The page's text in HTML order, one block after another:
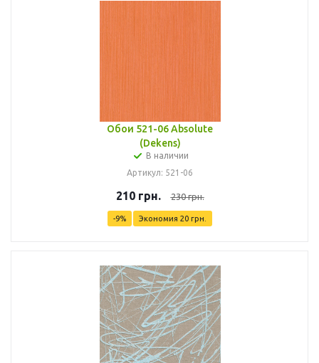
Обои 521-06 Absolute
(Dekens)
В наличии
Артикул: 521-06
210грн. 230грн.
-9% Экономия 20 грн.